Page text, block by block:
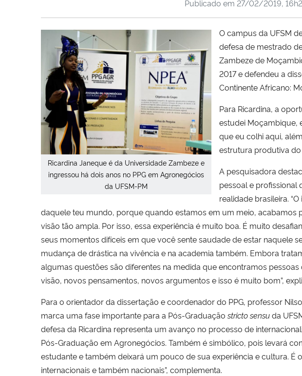
Publicado em 27/02/2019,
Ricardina Janeque é da Universidade Zambeze e
ingressou há dois anos no PPG em Agronegócios
da UFSM-PM
O campus da UFSM
defesa de mestrado
Zambeze de
2017 e defendeu a
Continente Africano:
Para Ricardina, a
estudei Moçambique,
que eu colhi aqui,
estrutura produtiva do
A pesquisadora
pessoal e profissional
realidade brasileira.
daquele teu mundo, porque quando estamos em um meio, acabamos
visão tão ampla. Por isso, essa experiência é muito boa. É muito
seus momentos difíceis em que você sente saudade de estar naquele
mudança de drástica na vivência e na academia também. Embora
algumas questões são diferentes na medida que encontramos
visão, novos pensamentos, novos argumentos e isso é muito bom”,
Para o orientador da dissertação e coordenador do PPG, professor
marca uma fase importante para a Pós-Graduaçãostricto sensuda
defesa da Ricardina representa um avanço no processo de
Pós-Graduação em Agronegócios. Também é simbólico, pois levará
estudante e também deixará um pouco de sua experiência e cultura.
internacionais e também nacionais”, complementa.